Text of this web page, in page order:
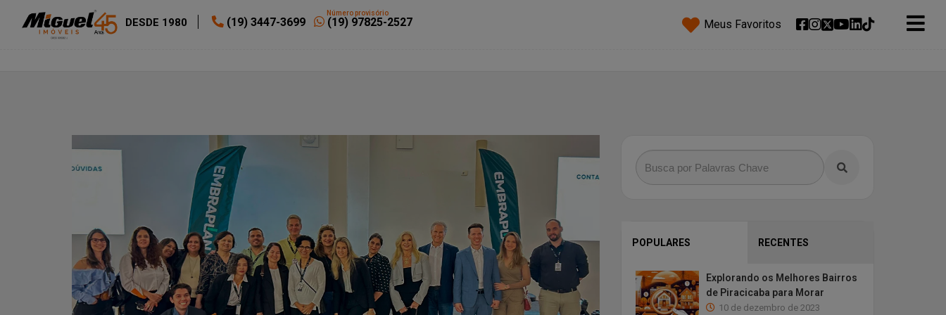
DESDE 1980 (19) 3447-3699 (19) 97825-2527
Número provisório
Meus Favoritos
POPULARES RECENTES
Explorando os Melhores Bairros
de Piracicaba para Morar
10 de dezembro de 2023